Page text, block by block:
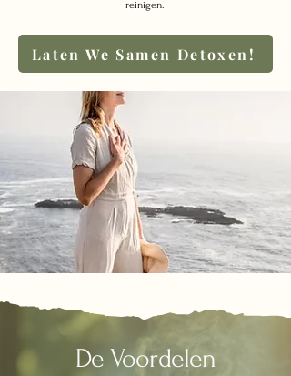
reinigen.​​
Laten We Samen Detoxen!
De Voordelen